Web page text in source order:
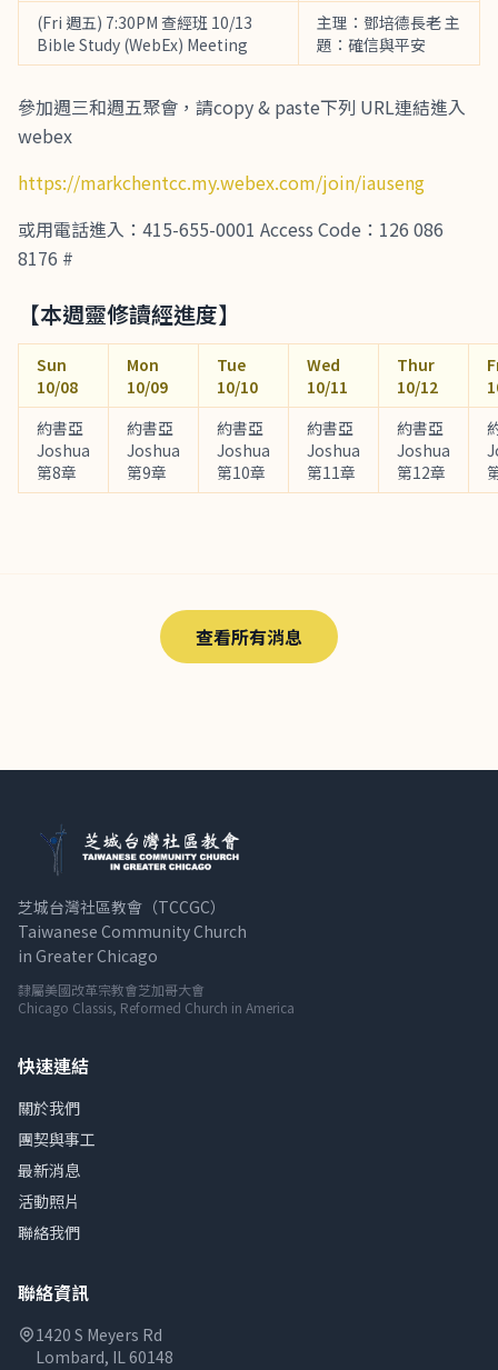
(Fri 週五) 7:30PM 查經班 10/13
Bible Study (WebEx) Meeting
主理：鄧培德長老 主
題：確信與平安
參加週三和週五聚會，請copy & paste下列 URL連結進入
webex
https://markchentcc.my.webex.com/join/iauseng
或用電話進入：415-655-0001 Access Code：126 086
8176 #
【本週靈修讀經進度】
Sun
10/08
Mon
10/09
Tue
10/10
Wed
10/11
Thur
10/12
約書亞
Joshua
第8章
約書亞
Joshua
第9章
約書亞
Joshua
第10章
約書亞
Joshua
第11章
約書亞
Joshua
第12章
查看所有消息
芝城台灣社區教會（TCCGC）
Taiwanese Community Church
in Greater Chicago
隸屬美國改革宗教會芝加哥大會
Chicago Classis, Reformed Church in America
快速連結
關於我們
團契與事工
最新消息
活動照片
聯絡我們
聯絡資訊
1420 S Meyers Rd
Lombard, IL 60148